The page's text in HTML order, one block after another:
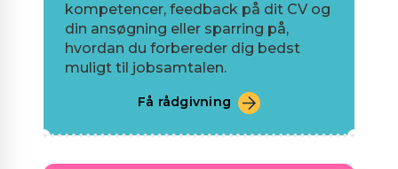
kompetencer, feedback på dit CV og
din ansøgning eller sparring på,
hvordan du forbereder dig bedst
muligt til jobsamtalen.
Få rådgivning